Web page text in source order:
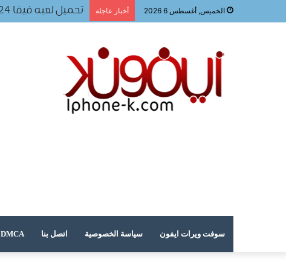
الخميس, أغسطس 6 2026 أخبار عاجلة تحميل لعبه فيفا ٢٠٢٤ للجوال
سوفت ويرات ايفون سياسة الخصوصية اتصل بنا DMCA – حقوق الملكية الفكرية